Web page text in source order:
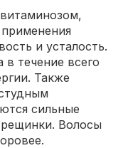
и усталость.
в течение всего
Также
сильные
Волосы